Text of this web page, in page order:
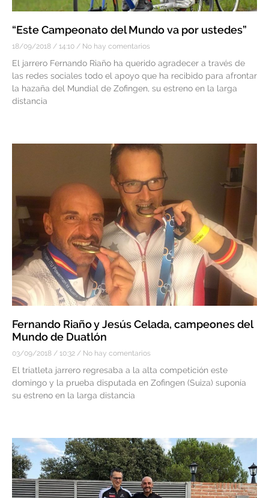
“Este Campeonato del Mundo va por ustedes”
18/09/2018 14:10 No hay comentarios
El jarrero Fernando Riaño ha querido agradecer a través de
las redes sociales todo el apoyo que ha recibido para afrontar
la hazaña del Mundial de Zofingen, su estreno en la larga
distancia
Fernando Riaño y Jesús Celada, campeones del
Mundo de Duatlón
03/09/2018 10:32 No hay comentarios
El triatleta jarrero regresaba a la alta competición este
domingo y la prueba disputada en Zofingen (Suiza) suponía
su estreno en la larga distancia